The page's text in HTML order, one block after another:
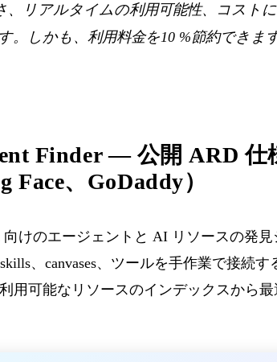
、リアルタイムの利用可能性、コスト
。しかも、利用料金を10 %節約できます
Finder — 公開 ARD 仕
、GoDaddy）
けのエージェントと AI リソースの発見
、canvases、ツールを手作業で接続
用可能なリソースのインデックスから